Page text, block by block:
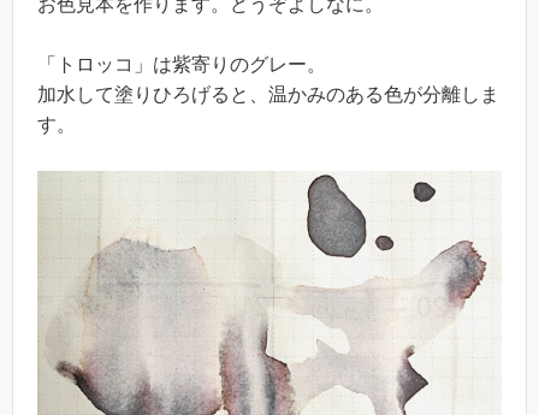
お色見本を作ります。どうぞよしなに。
「トロッコ」は紫寄りのグレー。
加水して塗りひろげると、温かみのある色が分離しま
す。